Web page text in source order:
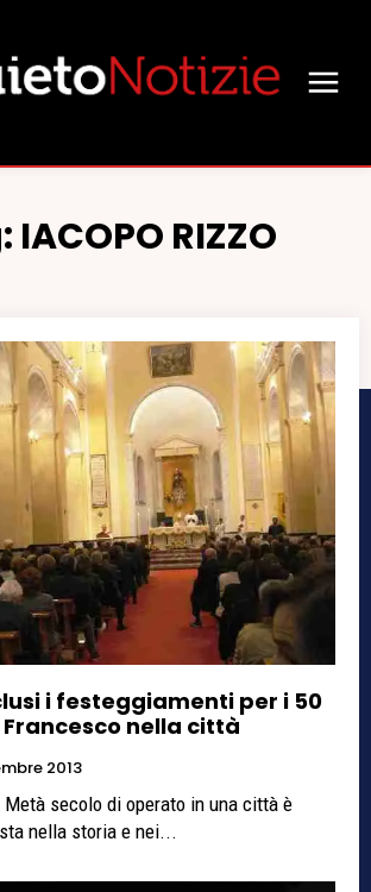
IACOPO RIZZO
i festeggiamenti per i 50
Francesco nella città
2013
Metà secolo di operato in una città è
nella storia e nei...